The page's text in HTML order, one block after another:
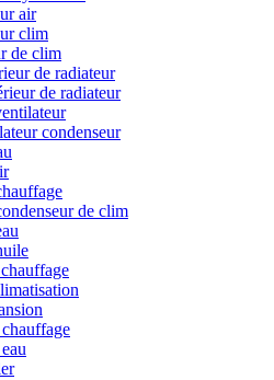
air
clim
de clim
de radiateur
de radiateur
condenseur
de clim